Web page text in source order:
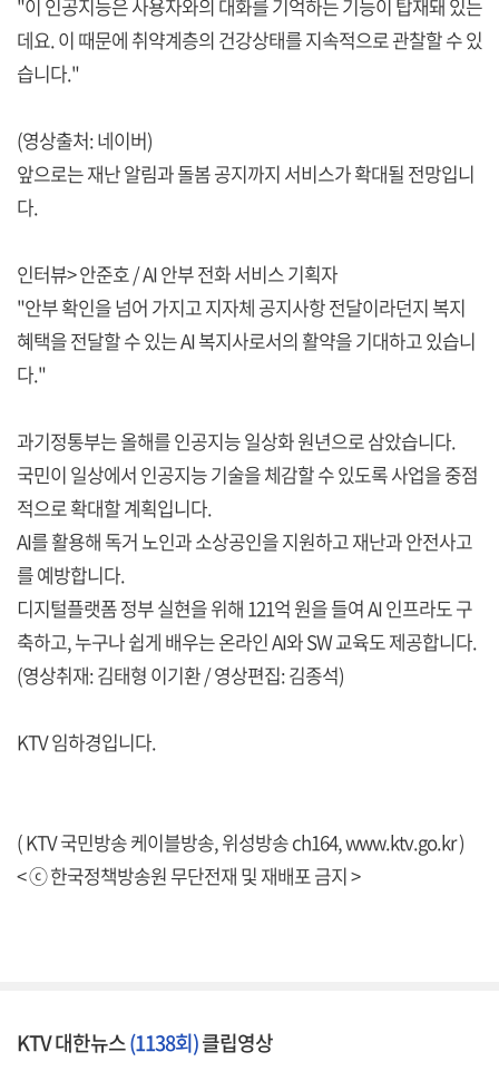
"이 인공지능은 사용자와의 대화를 기억하는 기능이 탑재돼 있는
데요. 이 때문에 취약계층의 건강상태를 지속적으로 관찰할 수 있
습니다."
(영상출처: 네이버)
앞으로는 재난 알림과 돌봄 공지까지 서비스가 확대될 전망입니
다.
인터뷰> 안준호 / AI 안부 전화 서비스 기획자
"안부 확인을 넘어 가지고 지자체 공지사항 전달이라던지 복지
혜택을 전달할 수 있는 AI 복지사로서의 활약을 기대하고 있습니
다."
과기정통부는 올해를 인공지능 일상화 원년으로 삼았습니다.
국민이 일상에서 인공지능 기술을 체감할 수 있도록 사업을 중점
적으로 확대할 계획입니다.
AI를 활용해 독거 노인과 소상공인을 지원하고 재난과 안전사고
를 예방합니다.
디지털플랫폼 정부 실현을 위해 121억 원을 들여 AI 인프라도 구
축하고, 누구나 쉽게 배우는 온라인 AI와 SW 교육도 제공합니다.
(영상취재: 김태형 이기환 / 영상편집: 김종석)
KTV 임하경입니다.
( KTV 국민방송 케이블방송, 위성방송 ch164,www.ktv.go.kr)
< ⓒ 한국정책방송원 무단전재 및 재배포 금지 >
KTV 대한뉴스(1138회)클립영상